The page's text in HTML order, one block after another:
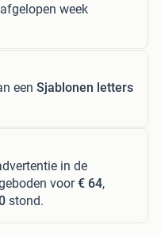
week
een Sjablonen letters
in de
voor€ 64,
stond.